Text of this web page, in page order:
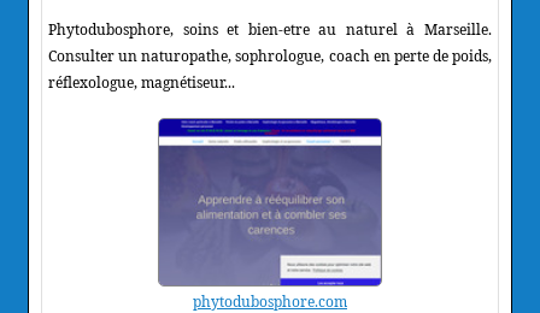
Phytodubosphore, soins et bien-etre au naturel à Marseille.
Consulter un naturopathe, sophrologue, coach en perte de poids,
réflexologue, magnétiseur...
phytodubosphore.com